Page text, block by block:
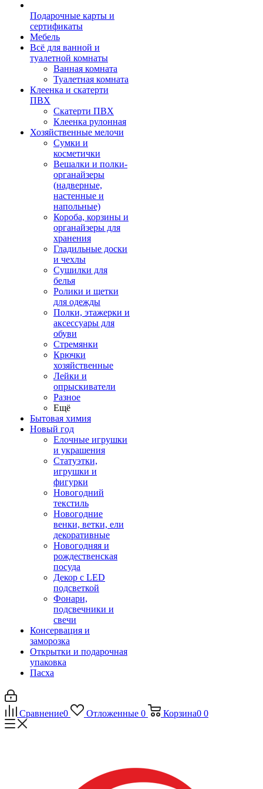
Подарочные карты и
сертификаты
Мебель
Всё для ванной и
туалетной комнаты
Ванная комната
Туалетная комната
Клеенка и скатерти
ПВХ
Скатерти ПВХ
Клеенка рулонная
Хозяйственные мелочи
Сумки и
косметички
Вешалки и полки-
органайзеры
(надверные,
настенные и
напольные)
Короба, корзины и
органайзеры для
хранения
Гладильные доски
и чехлы
Сушилки для
белья
Ролики и щетки
для одежды
Полки, этажерки и
аксессуары для
обуви
Стремянки
Крючки
хозяйственные
Лейки и
опрыскиватели
Разное
Ещё
Бытовая химия
Новый год
Елочные игрушки
и украшения
Статуэтки,
игрушки и
фигурки
Новогодний
текстиль
Новогодние
венки, ветки, ели
декоративные
Новогодняя и
рождественская
посуда
Декор с LED
подсветкой
Фонари,
подсвечники и
свечи
Консервация и
заморозка
Открытки и подарочная
упаковка
Пасха
Сравнение0 Отложенные 0 Корзина0 0